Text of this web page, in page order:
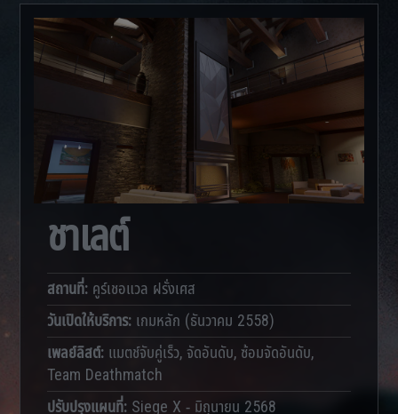
ชาเลต์
สถานที่: คูร์เชอแวล ฝรั่งเศส
วันเปิดให้บริการ: เกมหลัก (ธันวาคม 2558)
เพลย์ลิสต์: แมตช์จับคู่เร็ว, จัดอันดับ, ซ้อมจัดอันดับ,
Team Deathmatch
ปรับปรุงแผนที่: Siege X - มิถุนายน 2568